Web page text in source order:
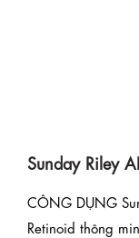
Sunday Riley
CÔNG DỤNG
Retinoid thông